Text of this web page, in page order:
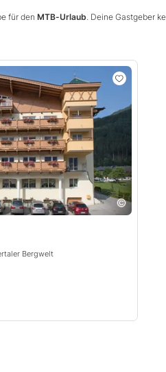
für den MTB-Urlaub . Deine Gastgeber
Bergwelt